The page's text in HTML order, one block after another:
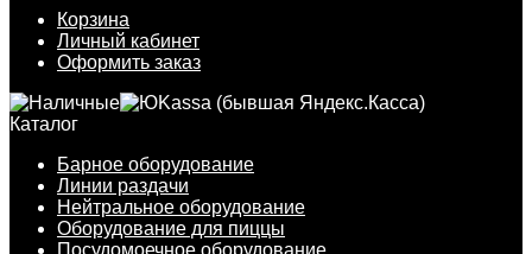
Корзина
Личный кабинет
Оформить заказ
Каталог
Барное оборудование
Линии раздачи
Нейтральное оборудование
Оборудование для пиццы
Посудомоечное оборудование